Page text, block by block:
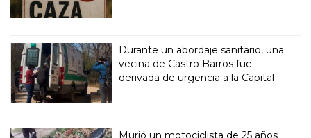
Durante un abordaje sanitario, una
vecina de Castro Barros fue
derivada de urgencia a la Capital
Murió un motociclista de 25 años